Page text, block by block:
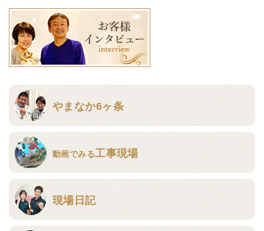
やまなか6ヶ条
動画でみる工事現場
現場日記